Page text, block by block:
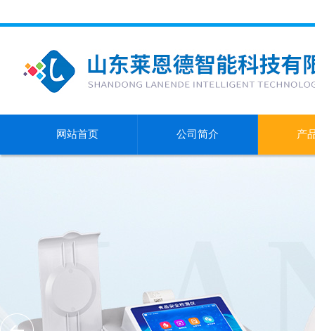
网站首页 公司简介 产